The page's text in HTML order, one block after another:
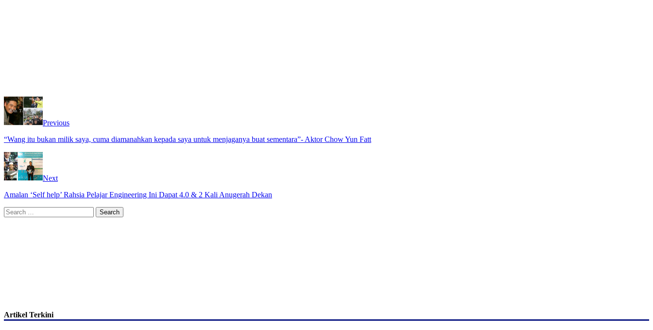
Previous
“Wang itu bukan milik saya, cuma diamanahkan kepada saya untuk menjaganya buat sementara”- Aktor Chow Yun Fatt
Next
Amalan ‘Self help’ Rahsia Pelajar Engineering Ini Dapat 4.0 & 2 Kali Anugerah Dekan
Search
for:
Artikel Terkini